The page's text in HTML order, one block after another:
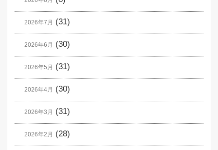
2026年7月 (31)
2026年6月 (30)
2026年5月 (31)
2026年4月 (30)
2026年3月 (31)
2026年2月 (28)